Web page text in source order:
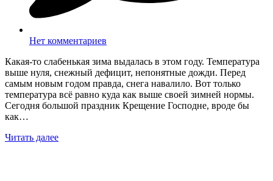
Нет комментариев
Какая-то слабенькая зима выдалась в этом году. Температура
выше нуля, снежный дефицит, непонятные дожди. Перед
самым новым годом правда, снега навалило. Вот только
температура всё равно куда как выше своей зимней нормы.
Сегодня большой праздник Крещение Господне, вроде бы
как…
Читать далее